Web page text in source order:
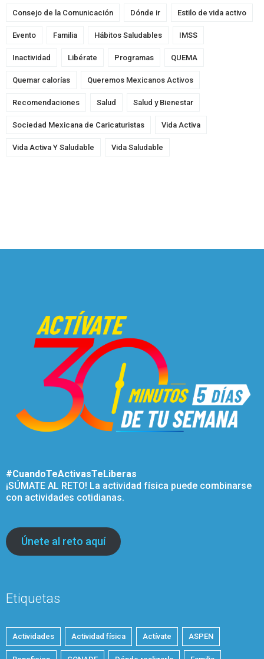
Consejo de la Comunicación Dónde ir Estilo de vida activo
Evento Familia Hábitos Saludables IMSS
Inactividad Libérate Programas QUEMA
Quemar calorías Queremos Mexicanos Activos
Recomendaciones Salud Salud y Bienestar
Sociedad Mexicana de Caricaturistas Vida Activa
Vida Activa Y Saludable Vida Saludable
#CuandoTeActivasTeLiberas
¡SÚMATE AL RETO! La actividad física puede combinarse
con actividades cotidianas.
Únete al reto aquí
Etiquetas
Actividades Actividad física Actívate ASPEN